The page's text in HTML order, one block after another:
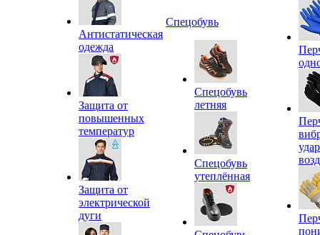
Антистатическая
одежда
Защита от
повышенных
температур
Защита от
электрической
дуги
Спецобувь
Спецобувь
летняя
Спецобувь
утеплённая